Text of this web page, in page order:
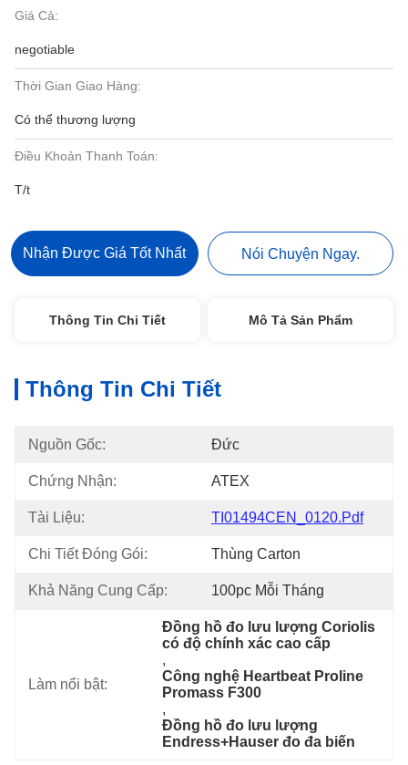
Giá Cả:
negotiable
Thời Gian Giao Hàng:
Có thể thương lượng
Điều Khoản Thanh Toán:
T/t
Nhận Được Giá Tốt Nhất Nói Chuyện Ngay.
Thông Tin Chi Tiết Mô Tả Sản Phẩm
Thông Tin Chi Tiết
Nguồn Gốc: Đức
Chứng Nhận: ATEX
Tài Liệu: TI01494CEN_0120.pdf
Chi Tiết Đóng Gói: Thùng Carton
Khả Năng Cung Cấp: 100pc Mỗi Tháng
Làm nổi bật:
Đồng hồ đo lưu lượng Coriolis
có độ chính xác cao cấp
,
Công nghệ Heartbeat Proline
Promass F300
,
Đồng hồ đo lưu lượng
Endress+Hauser đo đa biến